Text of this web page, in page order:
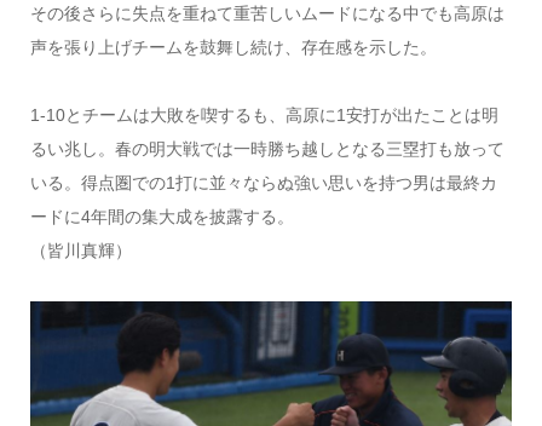
その後さらに失点を重ねて重苦しいムードになる中でも高原は
声を張り上げチームを鼓舞し続け、存在感を示した。
1-10とチームは大敗を喫するも、高原に1安打が出たことは明
るい兆し。春の明大戦では一時勝ち越しとなる三塁打も放って
いる。得点圏での1打に並々ならぬ強い思いを持つ男は最終カ
ードに4年間の集大成を披露する。
（皆川真輝）